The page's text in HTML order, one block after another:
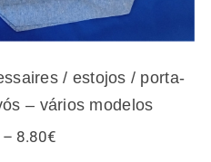
/ estojos / porta-
– vários modelos
– 8.80€Price